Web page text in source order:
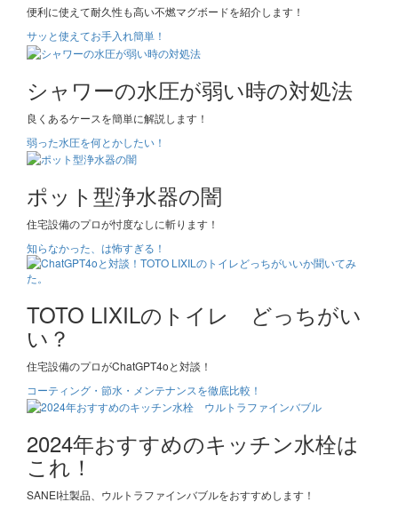
便利に使えて耐久性も高い不燃マグボードを紹介します！
サッと使えてお手入れ簡単！
シャワーの水圧が弱い時の対処法
良くあるケースを簡単に解説します！
弱った水圧を何とかしたい！
ポット型浄水器の闇
住宅設備のプロが忖度なしに斬ります！
知らなかった、は怖すぎる！
TOTO LIXILのトイレ どっちがい
い？
住宅設備のプロがChatGPT4oと対談！
コーティング・節水・メンテナンスを徹底比較！
2024年おすすめのキッチン水栓は
これ！
SANEI社製品、ウルトラファインバブルをおすすめします！